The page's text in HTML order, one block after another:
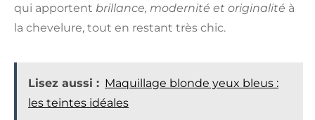
qui apportent brillance, modernité et originalité à
la chevelure, tout en restant très chic.
Lisez aussi : Maquillage blonde yeux bleus :
les teintes idéales